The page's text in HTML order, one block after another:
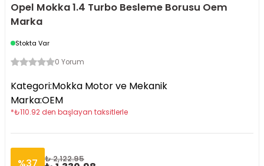
Opel Mokka 1.4 Turbo Besleme Borusu Oem
Marka
Stokta Var
0 Yorum
Kategori:Mokka Motor ve Mekanik
Marka:OEM
*₺110.92 den başlayan taksitlerle
₺ 2,122.95